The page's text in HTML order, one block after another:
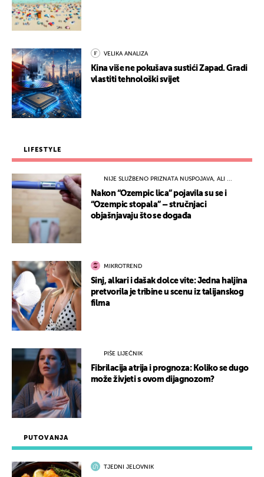
PUTOVANJA
TJEDNI JELOVNIK
VELIKA ANALIZA
Kina više ne pokušava sustići Zapad. Gradi
vlastiti tehnološki svijet
LIFESTYLE
NIJE SLUŽBENO PRIZNATA NUSPOJAVA, ALI ...
Nakon “Ozempic lica” pojavila su se i
“Ozempic stopala” – stručnjaci
objašnjavaju što se događa
MIKROTREND
Sinj, alkari i dašak dolce vite: Jedna haljina
pretvorila je tribine u scenu iz talijanskog
filma
PIŠE LIJEČNIK
Fibrilacija atrija i prognoza: Koliko se dugo
može živjeti s ovom dijagnozom?